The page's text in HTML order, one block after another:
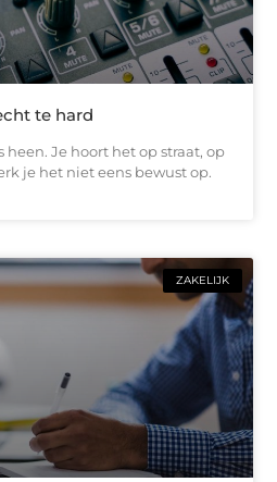
te hard
heen. Je hoort het op straat, op
je het niet eens bewust op.
ZAKELIJK